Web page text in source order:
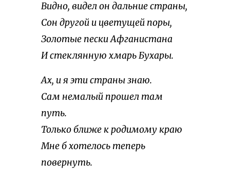
Видно, видел он дальние страны,
Сон другой и цветущей поры,
Золотые пески Афганистана
И стеклянную хмарь Бухары.
Ах, и я эти страны знаю.
Сам немалый прошел там
путь.
Только ближе к родимому краю
Мне б хотелось теперь
повернуть.